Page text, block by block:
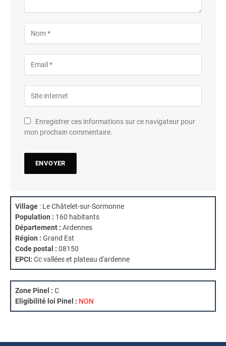
Enregistrer ces informations sur ce navigateur pour
mon prochain commentaire.
Village : Le Châtelet-sur-Sormonne
Population : 160 habitants
Département : Ardennes
Région : Grand Est
Code postal : 08150
EPCI: Cc vallées et plateau d'ardenne
Zone Pinel : C
Eligibilité loi Pinel : NON